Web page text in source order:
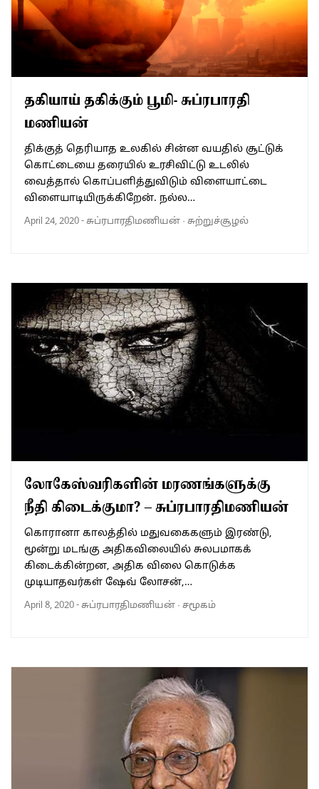
தகியாய் தகிக்கும் பூமி- சுப்ரபாரதி
மணியன்
திக்குத் தெரியாத உலகில் சின்ன வயதில் சூட்டுக்
கொட்டையை தரையில் உரசிவிட்டு உடலில்
வைத்தால் கொப்பளித்துவிடும் விளையாட்டை
விளையாடியிருக்கிறேன். நல்ல…
April 24, 2020-சுப்ரபாரதிமணியன் · சுற்றுச்சூழல்
லோகேஸ்வரிகளின் மரணங்களுக்கு
நீதி கிடைக்குமா? – சுப்ரபாரதிமணியன்
கொரானா காலத்தில் மதுவகைகளும் இரண்டு,
மூன்று மடங்கு அதிகவிலையில் சுலபமாகக்
கிடைக்கின்றன, அதிக விலை கொடுக்க
முடியாதவர்கள் ஷேவ் லோசன்,…
April 8, 2020-சுப்ரபாரதிமணியன் · சமூகம்